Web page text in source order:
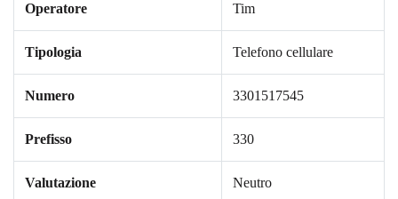
Operatore Tim
Tipologia Telefono cellulare
Numero 3301517545
Prefisso 330
Valutazione Neutro